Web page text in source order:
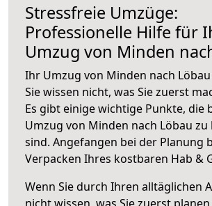
Stressfreie Umzüge:
Professionelle Hilfe für
Umzug von Minden
Ihr Umzug von Minden nach
Sie wissen nicht, was Sie zuerst
Es gibt einige wichtige Punkte, die
Umzug von Minden nach Löbau zu
sind. Angefangen bei der Planung
Verpacken Ihres kostbaren Hab &
Wenn Sie durch Ihren alltäglichen